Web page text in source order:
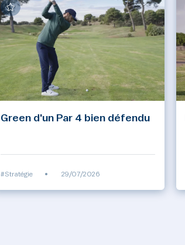
Green d'un Par 4 bien défendu
#Stratégie • 29/07/2026